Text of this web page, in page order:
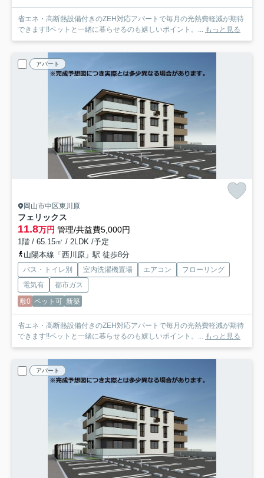
省エネ・高断熱設備付きのZEH対応アパートで毎月の光熱費軽減が期待
できます!!ペットと一緒に暮らせるのも嬉しいポイント。... もっと見る
アパート
岡山市中区東川原
フェリックス
11.8万円 管理/共益費5,000円
1階 / 65.15㎡ / 2LDK /予定
山陽本線「西川原」駅 徒歩8分
バス・トイレ別 室内洗濯機置場 エアコン
フローリング
電気有
都市ガス
敷0 ペット可 新築
省エネ・高断熱設備付きのZEH対応アパートで毎月の光熱費軽減が期待
できます!!ペットと一緒に暮らせるのも嬉しいポイント。... もっと見る
アパート